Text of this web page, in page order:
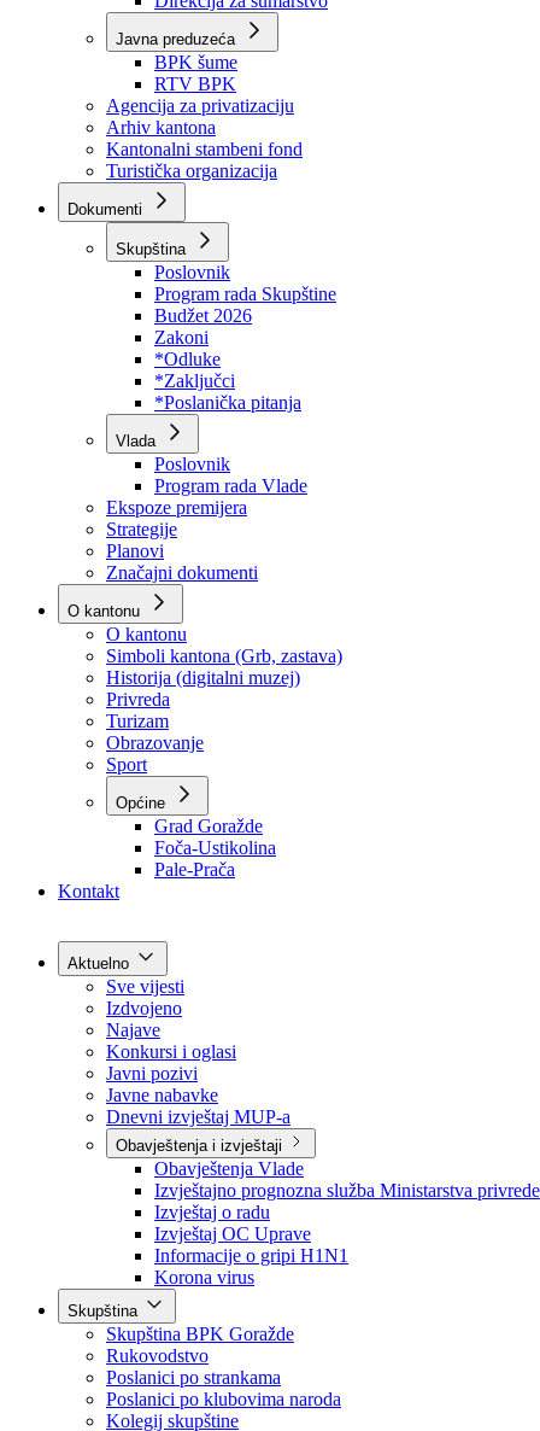
Direkcija za robne rezerve
Direkcija za ceste
Direkcija za šumarstvo
Javna preduzeća
BPK šume
RTV BPK
Agencija za privatizaciju
Arhiv kantona
Kantonalni stambeni fond
Turistička organizacija
Dokumenti
Skupština
Poslovnik
Program rada Skupštine
Budžet 2026
Zakoni
*Odluke
*Zaključci
*Poslanička pitanja
Vlada
Poslovnik
Program rada Vlade
Ekspoze premijera
Strategije
Planovi
Značajni dokumenti
O kantonu
O kantonu
Simboli kantona (Grb, zastava)
Historija (digitalni muzej)
Privreda
Turizam
Obrazovanje
Sport
Općine
Kontakt
Aktuelno
Sve vijesti
Izdvojeno
Najave
Konkursi i oglasi
Javni pozivi
Javne nabavke
Dnevni izvještaj MUP-a
Obavještenja i izvještaji
Obavještenja Vlade
Izvještajno prognozna služba Ministarstva privrede
Izvještaj o radu
Izvještaj OC Uprave
Informacije o gripi H1N1
Korona virus
Skupština
Skupština BPK Goražde
Rukovodstvo